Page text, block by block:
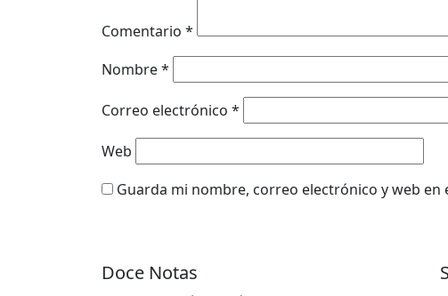
Comentario *
Nombre*
Correo electrónico *
Web
Guarda mi nombre, correo electrónico y web
Doce Notas